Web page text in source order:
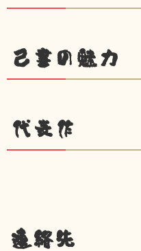
己書の魅力
代表作
連絡先